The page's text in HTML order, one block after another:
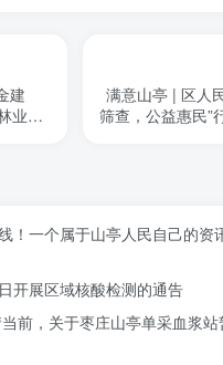
建
业碳
满意山亭 | 区人
筛查，公益惠民”
！一个属于山亭人民自己的资
开展区域核酸检测的通告
当前，关于枣庄山亭单采血浆